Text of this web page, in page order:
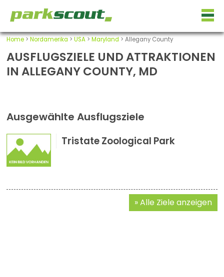
Home> Nordamerika > USA> Maryland > Allegany County
AUSFLUGSZIELE UND ATTRAKTIONEN
IN ALLEGANY COUNTY, MD
Ausgewählte Ausflugsziele
Tristate Zoological Park
Alle Ziele anzeigen